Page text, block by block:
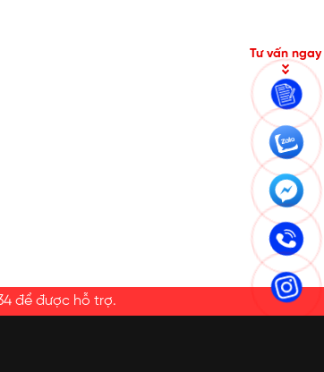
để được hỗ trợ.
Tư vấn ngay